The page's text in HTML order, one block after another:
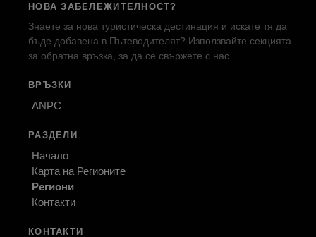
НОВА ЗАБЕЛЕЖИТЕЛНОСТ?
Знаете за нова туристическа дестинация и искате тя да
бъде добавена в Пътеводителят? Използвайте секцията
за обратна връзка, за да се свържете с нас.
ВРЪЗКИ
ANPC
РАЗДЕЛИ
Начало
Карта на Регионите
Региони
Контакти
КОНТАКТИ